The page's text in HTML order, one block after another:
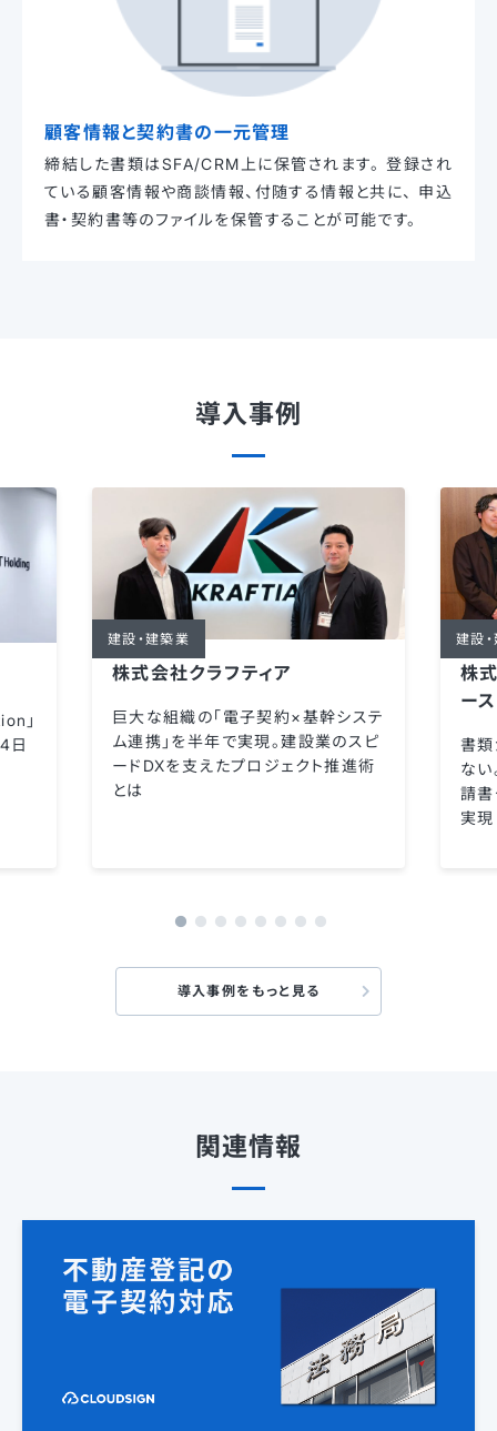
顧客情報と契約書の一元管理
締結した書類はSFA/CRM上に保管されます。 登録され
ている顧客情報や商談情報、付随する情報と共に、
申込
書・契約書等のファイルを保管することが可能です。
導入事例
」
日
建設・建築業
株式会社クラフティア
巨大な組織の「電子契約×基幹システ
ム連携」を半年で実現。建設業のスピ
ードDXを支えたプロジェクト推進術
とは
建設
株
ース
書類
ない
請書
実
導入事例をもっと見る
関連情報